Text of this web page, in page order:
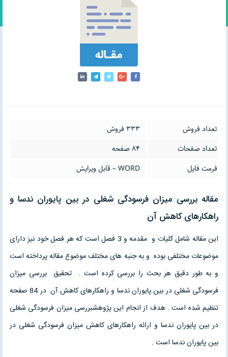
تعداد فروش
333 فروش
تعداد صفحات
84 صفحه
فرمت فایل
WORD – قابل ویرایش
مقاله بررسی میزان فرسودگی شغلی در بین پایوران ندسا و
راهکارهای کاهش آن
این مقاله شامل کلیات و مقدمه و 3 فصل است که هر فصل خود نیز دارای
موضوعات مختلفی بوده و به جنبه های مختلف موضوع مقاله پرداخته است
و به طور دقیق هر بحث را بررسی کرده است . تحقیق بررسی میزان
فرسودگی شغلی در بین پایوران ندسا و راهکارهای کاهش آن در 84 صفحه
تنظیم شده است . هدف از انجام این پژوهشبررسی میزان فرسودگی شغلی
در بین پایوران ندسا و ارائه راهکارهای کاهش میزان فرسودگی شغلی در
بین پایوران ندسا است .